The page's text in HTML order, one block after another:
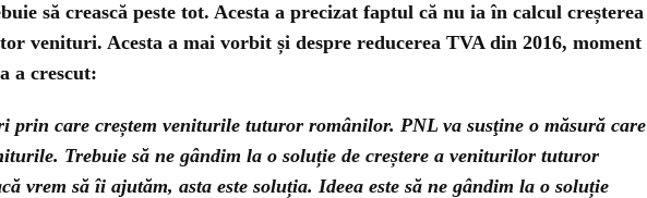
să crească peste tot. Acesta a precizat faptul că nu ia în calcul creșterea
venituri. Acesta a mai vorbit și despre reducerea TVA din 2016, moment
a crescut:
prin care creștem veniturile tuturor românilor. PNL va susţine o măsură care
Trebuie să ne gândim la o soluție de creștere a veniturilor tuturor
vrem să îi ajutăm, asta este soluția. Ideea este să ne gândim la o soluție